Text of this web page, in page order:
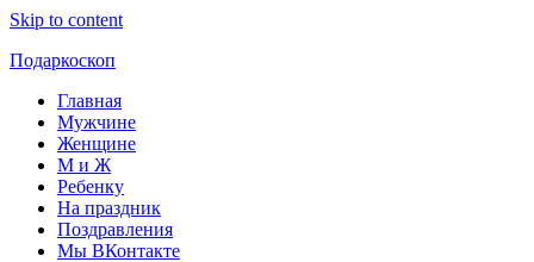
Skip to content
Подаркоскоп
Поможем
выбрать
подарить
Главная
Мужчине
Женщине
М и Ж
Ребенку
На праздник
Поздравления
Мы ВКонтакте